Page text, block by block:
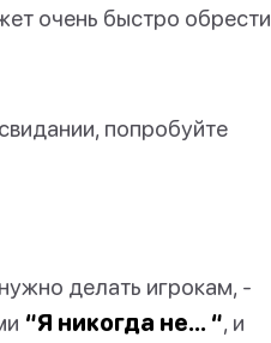
очень быстро обрести
попробуйте
делать игрокам, -
“Я никогда не… “, и